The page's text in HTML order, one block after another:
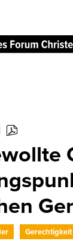
Gerechtigkeit